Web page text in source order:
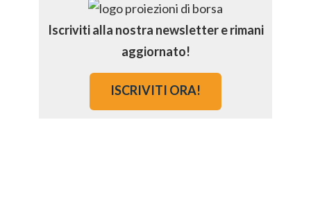
Iscriviti alla nostra newsletter e rimani
aggiornato!
ISCRIVITI ORA!